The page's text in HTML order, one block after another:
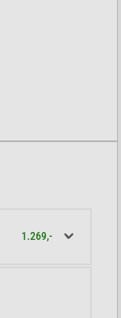
1.269,-